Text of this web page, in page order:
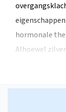
hormonale
Alhoewel